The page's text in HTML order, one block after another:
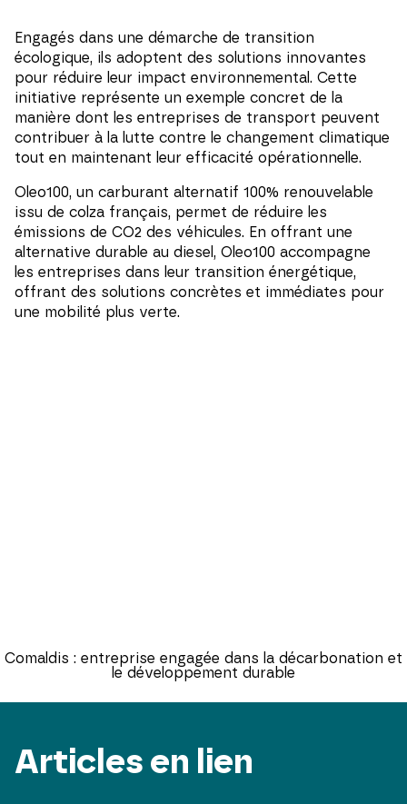
Engagés dans une démarche de transition
écologique, ils adoptent des solutions innovantes
pour réduire leur impact environnemental. Cette
initiative représente un exemple concret de la
manière dont les entreprises de transport peuvent
contribuer à la lutte contre le changement climatique
tout en maintenant leur efficacité opérationnelle.
Oleo100, un carburant alternatif 100% renouvelable
issu de colza français, permet de réduire les
émissions de CO2 des véhicules. En offrant une
alternative durable au diesel, Oleo100 accompagne
les entreprises dans leur transition énergétique,
offrant des solutions concrètes et immédiates pour
une mobilité plus verte.
Comaldis : entreprise engagée dans la décarbonation et
le développement durable
Articles en lien